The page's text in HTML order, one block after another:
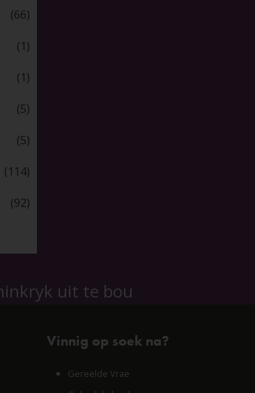
(66)
(1)
(1)
(5)
(5)
(114)
(92)
uit te bou
Vinnig op soek na?
Gereelde Vrae